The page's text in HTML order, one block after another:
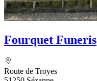
Fourquet Funeris
Route de Troyes